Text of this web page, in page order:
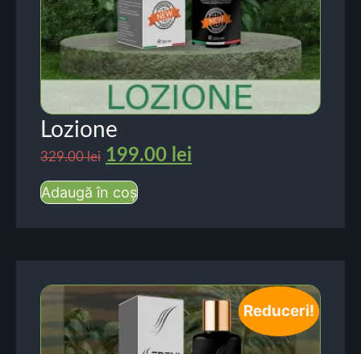
Lozione
329.00lei 199.00 lei
Adaugă în coș
Reduceri!